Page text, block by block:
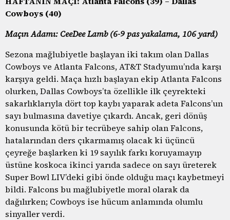
Cowboys (40)
Maçın Adamı: CeeDee Lamb (6-9 pas yakalama, 106 yard)
Sezona mağlubiyetle başlayan iki takım olan Dallas
Cowboys ve Atlanta Falcons, AT&T Stadyumu’nda karşı
karşıya geldi. Maça hızlı başlayan ekip Atlanta Falcons
olurken, Dallas Cowboys’ta özellikle ilk çeyrekteki
sakarlıklarıyla dört top kaybı yaparak adeta Falcons’un
sayı bulmasına davetiye çıkardı. Ancak, geri dönüş
konusunda kötü bir tecrübeye sahip olan Falcons,
hatalarından ders çıkarmamış olacak ki üçüncü
çeyreğe başlarken ki 19 sayılık farkı koruyamayıp
üstüne koskoca ikinci yarıda sadece on sayı üreterek
Super Bowl LIV’deki gibi önde olduğu maçı kaybetmeyi
bildi. Falcons bu mağlubiyetle moral olarak da
dağılırken; Cowboys ise hücum anlamında olumlu
sinyaller verdi.